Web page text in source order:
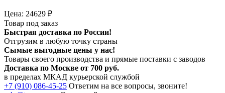
Цена: 24629 ₽
Товар под заказ
Быстрая доставка по России!
Отгрузим в любую точку страны
Сымые выгодные цены у нас!
Товары своего производства и прямые поставки с заводов
Доставка по Москве от 700 руб.
в пределах МКАД курьерской службой
+7 (910) 086-45-25 Ответим на все вопросы, звоните!